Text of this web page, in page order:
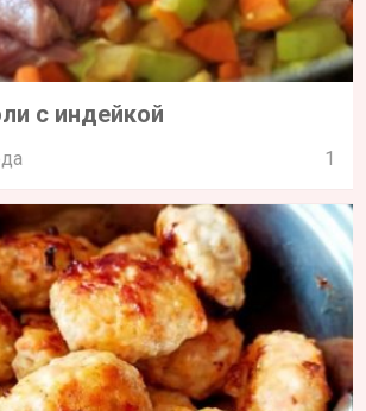
с индейкой
1